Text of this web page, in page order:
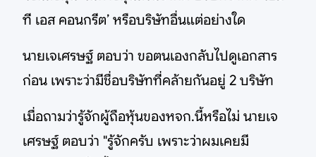
ที เอส คอนกรีต’ หรือบริษัทอื่นแต่อย่างใด
นายเจเศรษฐ์ ตอบว่า ขอตนเองกลับไปดูเอกสาร
ก่อน เพราะว่ามีชื่อบริษัทที่คล้ายกันอยู่ 2 บริษัท
เมื่อถามว่ารู้จักผู้ถือหุ้นของหจก.นี้หรือไม่ นายเจ
เศรษฐ์ ตอบว่า "รู้จักครับ เพราะว่าผมเคยมี